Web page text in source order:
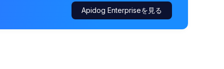
Apidog Enterpriseを見る